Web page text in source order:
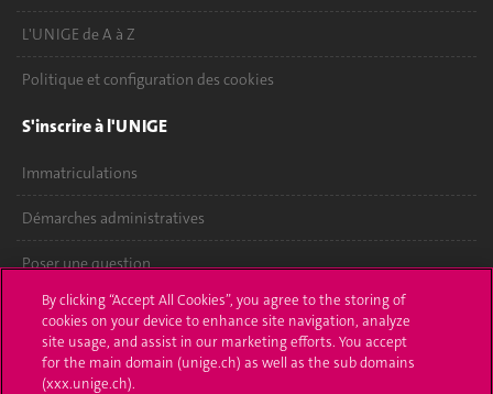
L'UNIGE de A à Z
Politique et configuration des cookies
S'inscrire à l'UNIGE
Immatriculations
Démarches administratives
Poser une question
L'UNIGE vous informe
UNIGE Mobile
By clicking “Accept All Cookies”, you agree to the storing of
cookies on your device to enhance site navigation, analyze
site usage, and assist in our marketing efforts. You accept
for the main domain (unige.ch) as well as the sub domains
(xxx.unige.ch).